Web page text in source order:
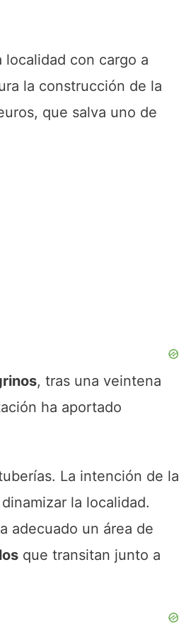
con cargo a
la construcción de la
que salva uno de
, tras una veintena
ha aportado
La intención de la
la localidad.
adecuado un área de
que transitan junto a